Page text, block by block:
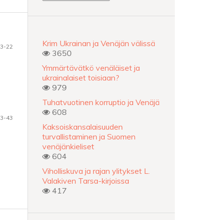
3-22
43
Krim Ukrainan ja Venäjän välissä
3650
Ymmärtävätkö venäläiset ja
ukrainalaiset toisiaan?
979
Tuhatvuotinen korruptio ja Venäjä
608
Kaksoiskansalaisuuden
turvallistaminen ja Suomen
venäjänkieliset
604
Viholliskuva ja rajan ylitykset L.
Valakiven Tarsa-kirjoissa
417